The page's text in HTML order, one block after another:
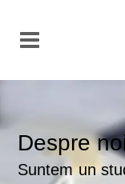
Despre
Suntem un